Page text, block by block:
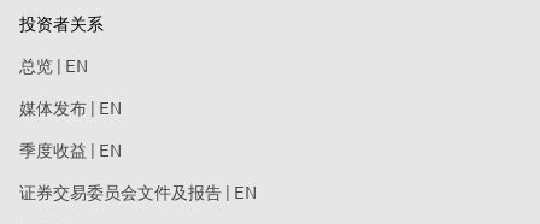
投资者关系
总览 | EN
媒体发布 | EN
季度收益 | EN
证券交易委员会文件及报告 | EN